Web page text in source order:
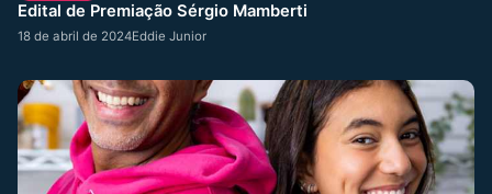
Edital de Premiação Sérgio Mamberti
18 de abril de 2024Eddie Junior